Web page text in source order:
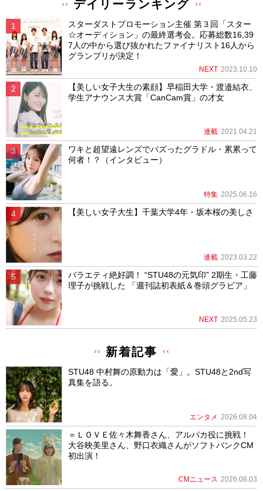
デイリーランキング
スターダストプロモーション主催 第３回「スター
☆オーディション」の最終選考会。応募総数16,39
7人の中から選び抜かれたファイナリスト16人から
グランプリが決定！
NEXT 2023.10.10
【美しい女子大生の素顔】早稲田大学・渡邉結衣、
学生アナウンス大賞「CanCam賞」の才女
連載 2021.04.21
ワキと超望遠レンズでバズったグラドル・累累って
何者！？（インタビュー）
特集 2025.06.16
【美しい女子大生】千葉大学4年・坂本桜の美しさ
連載 2023.03.22
バラエティ絶好調！ “STU48の元気印” 2期生・工藤
理子が挑戦した 「週刊誌初表紙＆巻頭グラビア」
NEXT 2025.05.23
新着記事
STU48 中村舞の原動力は「愛」。STU48と2nd写
真集を語る。
エンタメ 2026.08.04
＝ＬＯＶＥ佐々木舞香さん、アルパカ役に挑戦！
大谷映美里さん、野口衣織さんがソフトバンクCM
初出演！
CMニュース 2026.08.03